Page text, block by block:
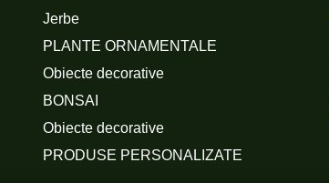
Jerbe
PLANTE ORNAMENTALE
Obiecte decorative
BONSAI
Obiecte decorative
PRODUSE PERSONALIZATE